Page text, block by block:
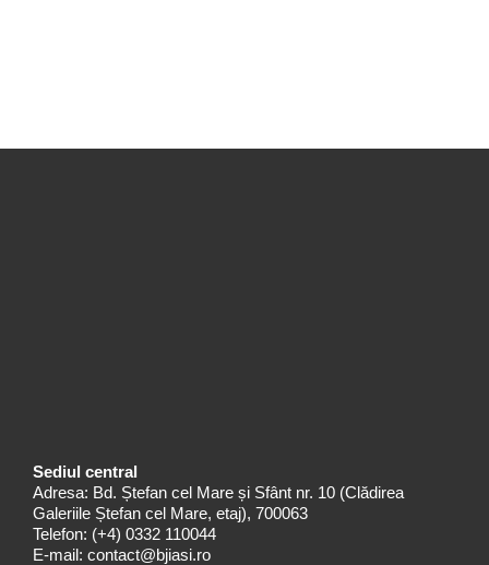
Sediul central
Adresa: Bd. Ștefan cel Mare și Sfânt nr. 10 (Clădirea
Galeriile Ștefan cel Mare, etaj), 700063
Telefon: (+4) 0332 110044
E-mail: contact@bjiasi.ro